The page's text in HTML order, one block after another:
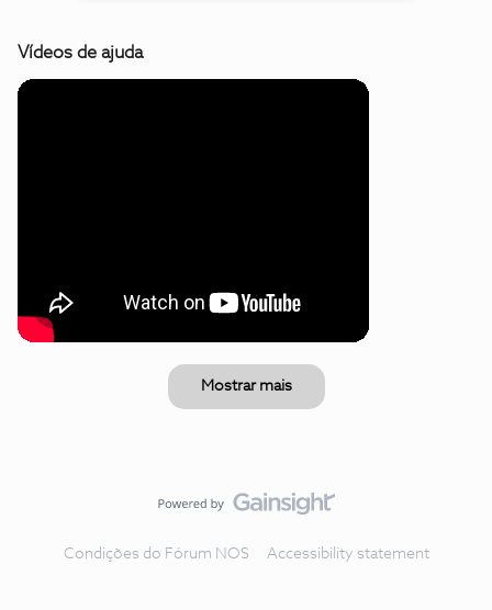
Vídeos de ajuda
Mostrar mais
Condições do Fórum NOS Accessibility statement